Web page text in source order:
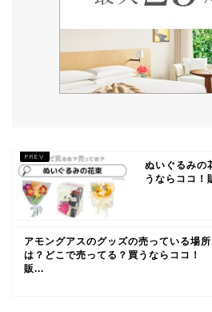
ぬいぐるみの
うならココ！
アモングアスのグッズの売っている場所
は？どこで売ってる？買うならココ！
販...